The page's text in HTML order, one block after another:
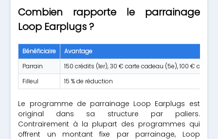
Combien rapporte le parrainage
Loop Earplugs ?
Bénéficiaire
Avantage
Parrain
150 crédits (1er), 30 € carte cadeau (5e), 100 € carte
Filleul
15 % de réduction
Le programme de parrainage Loop Earplugs est
original dans sa structure par paliers.
Contrairement à la plupart des programmes qui
offrent un montant fixe par parrainage, Loop